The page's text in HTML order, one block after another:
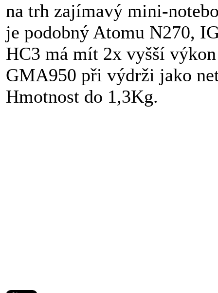
na trh zajímavý mini-
je podobný Atomu N270,
HC3 má mít 2x vyšší
GMA950 při výdrži jako
Hmotnost do 1,3Kg.